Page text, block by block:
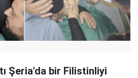
Şeria'da bir Filistinliyi